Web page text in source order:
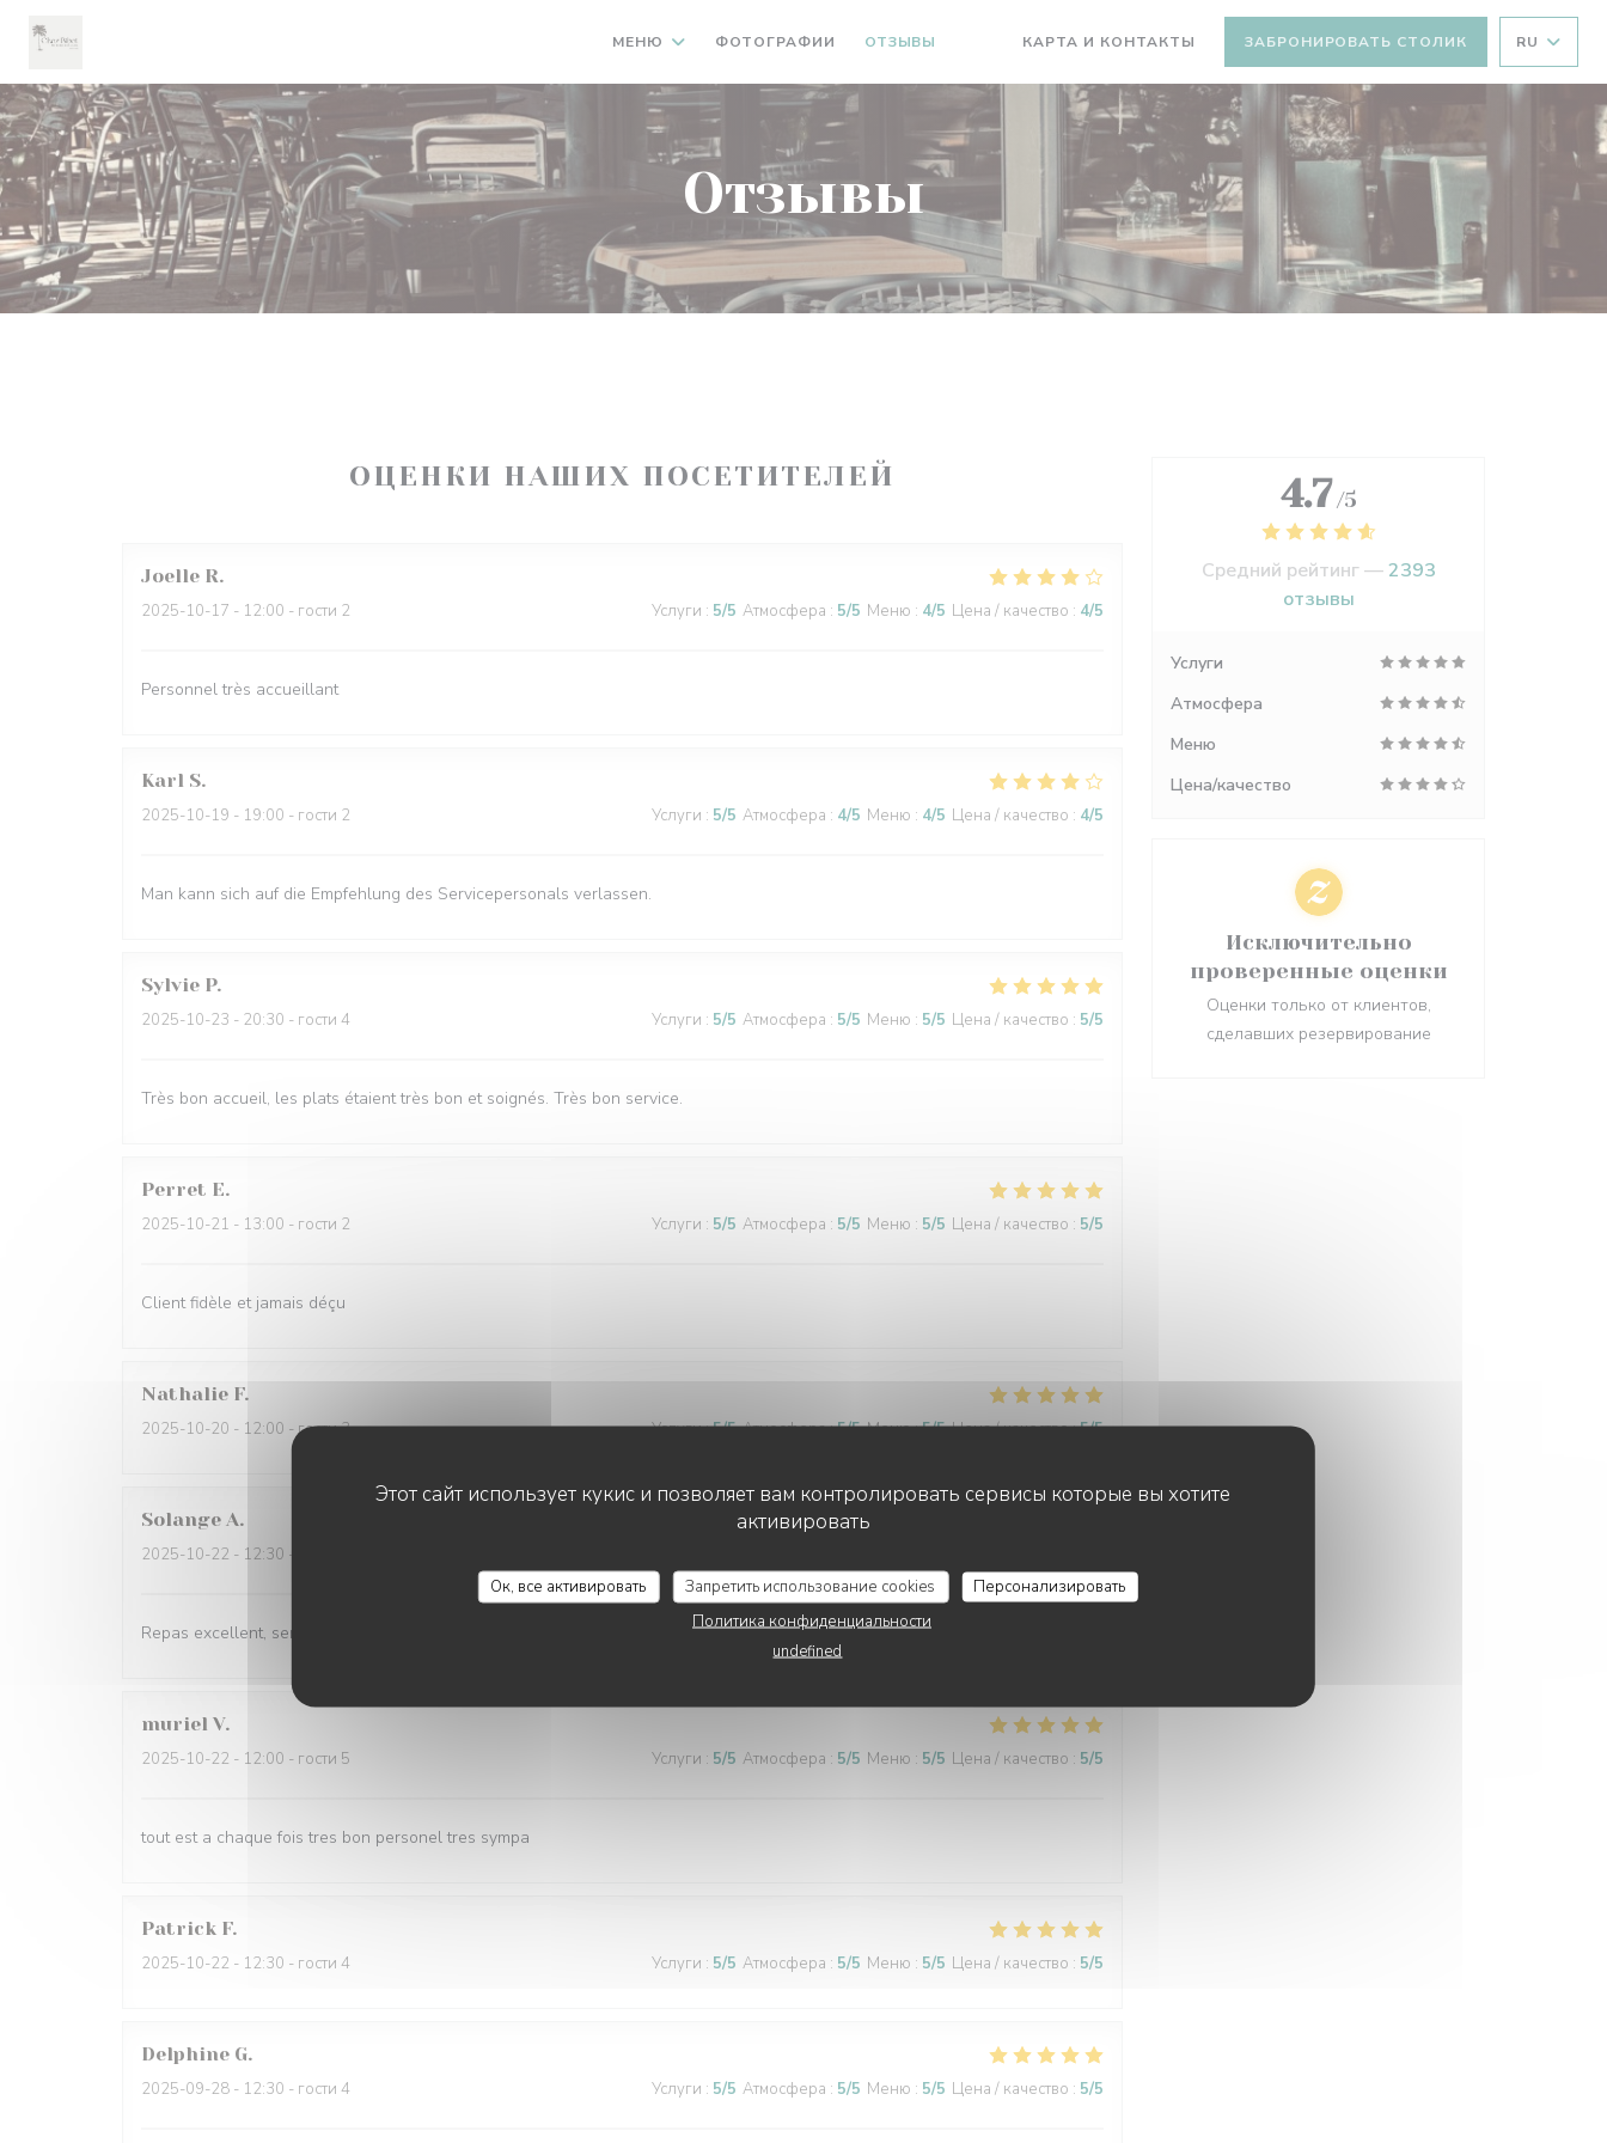
Этот сайт использует кукис и позволяет вам контролировать сервисы которые вы хотите
активировать
Ок, все активировать Запретить использование cookies
Персонализировать
Политика конфиденциальности
undefined
МЕНЮ ФОТОГРАФИИ ОТЗЫВЫ КАРТА И КОНТАКТЫ ЗАБРОНИРОВАТЬ СТОЛИК RU
Отзывы
ОЦЕНКИ НАШИХ ПОСЕТИТЕЛЕЙ
Joelle R
2025-10-17 - 12:00 - гости 2 Услуги : 5/5 Атмосфера : 5/5 Меню : 4/5 Цена / качество : 4/5
Personnel très accueillant
Karl S
2025-10-19 - 19:00 - гости 2 Услуги : 5/5 Атмосфера : 4/5 Меню : 4/5 Цена / качество : 4/5
Man kann sich auf die Empfehlung des Servicepersonals verlassen.
Sylvie P
2025-10-23 - 20:30 - гости 4 Услуги : 5/5 Атмосфера : 5/5 Меню : 5/5 Цена / качество : 5/5
Très bon accueil, les plats étaient très bon et soignés. Très bon service.
Perret E
2025-10-21 - 13:00 - гости 2 Услуги : 5/5 Атмосфера : 5/5 Меню : 5/5 Цена / качество : 5/5
Client fidèle et jamais déçu
Nathalie F
2025-10-20 - 12:00 - гости 3 Услуги:5/5 Атмосфера:5/5 Меню:5/5 Цена / качество:5/5
Solange A
2025-10-22 - 12:30 - гости 2
Repas excellent, serveuses très gracieuses
muriel V
2025-10-22 - 12:00 - гости 5 Услуги : 5/5 Атмосфера : 5/5 Меню : 5/5 Цена / качество : 5/5
tout est a chaque fois tres bon personel tres sympa
Patrick F
2025-10-22 - 12:30 - гости 4 Услуги : 5/5 Атмосфера : 5/5 Меню : 5/5 Цена / качество : 5/5
Delphine G
2025-09-28 - 12:30 - гости 4 Услуги : 5/5 Атмосфера : 5/5 Меню : 5/5 Цена / качество : 5/5
4.7 /5
Средний рейтинг —2393
отзывы
Услуги
Атмосфера
Меню
Цена/качество
Исключительно
проверенные оценки
Оценки только от клиентов,
сделавших резервирование